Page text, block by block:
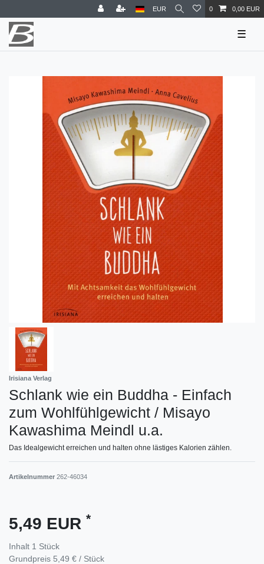
EUR 0 0,00 EUR
☰
Irisiana Verlag
Schlank wie ein Buddha - Einfach
zum Wohlfühlgewicht / Misayo
Kawashima Meindl u.a.
Das Idealgewicht erreichen und halten ohne lästiges Kalorien zählen.
Artikelnummer 262-46034
5,49 EUR *
Inhalt 1 Stück
Grundpreis 5,49 € / Stück